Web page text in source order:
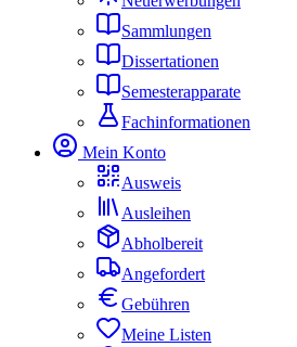
Sammlungen
Dissertationen
Semesterapparate
Fachinformationen
Mein Konto
Ausweis
Ausleihen
Abholbereit
Angefordert
Gebühren
Meine Listen